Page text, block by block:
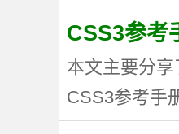
CSS3参考
本文主要分
CSS3参考手